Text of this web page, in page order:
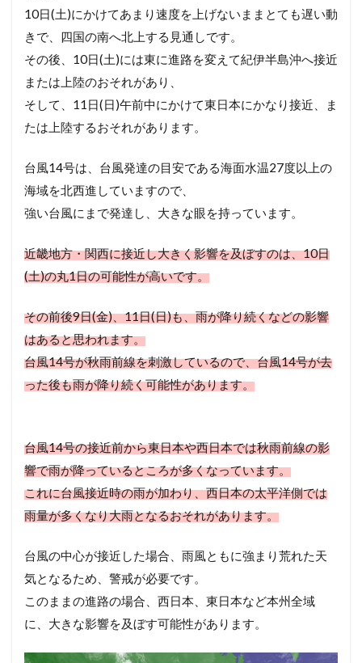
10日(土)にかけてあまり速度を上げないままとても遅い動
きで、四国の南へ北上する見通しです。
その後、10日(土)には東に進路を変えて紀伊半島沖へ接近
または上陸のおそれがあり、
そして、11日(日)午前中にかけて東日本にかなり接近、ま
たは上陸するおそれがあります。
台風14号は、台風発達の目安である海面水温27度以上の
海域を北西進していますので、
強い台風にまで発達し、大きな眼を持っています。
近畿地方・関西に接近し大きく影響を及ぼすのは、10日
(土)の丸1日の可能性が高いです。
その前後9日(金)、11日(日)も、雨が降り続くなどの影響
はあると思われます。
台風14号が秋雨前線を刺激しているので、台風14号が去
った後も雨が降り続く可能性があります。
台風14号の接近前から東日本や西日本では秋雨前線の影
響で雨が降っているところが多くなっています。
これに台風接近時の雨が加わり、西日本の太平洋側では
雨量が多くなり大雨となるおそれがあります。
台風の中心が接近した場合、雨風ともに強まり荒れた天
気となるため、警戒が必要です。
このままの進路の場合、西日本、東日本など本州全域
に、大きな影響を及ぼす可能性があります。